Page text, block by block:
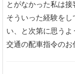
とがなかった私は接
そういった経験を
い、と次第に思う
交通の配車指令のお